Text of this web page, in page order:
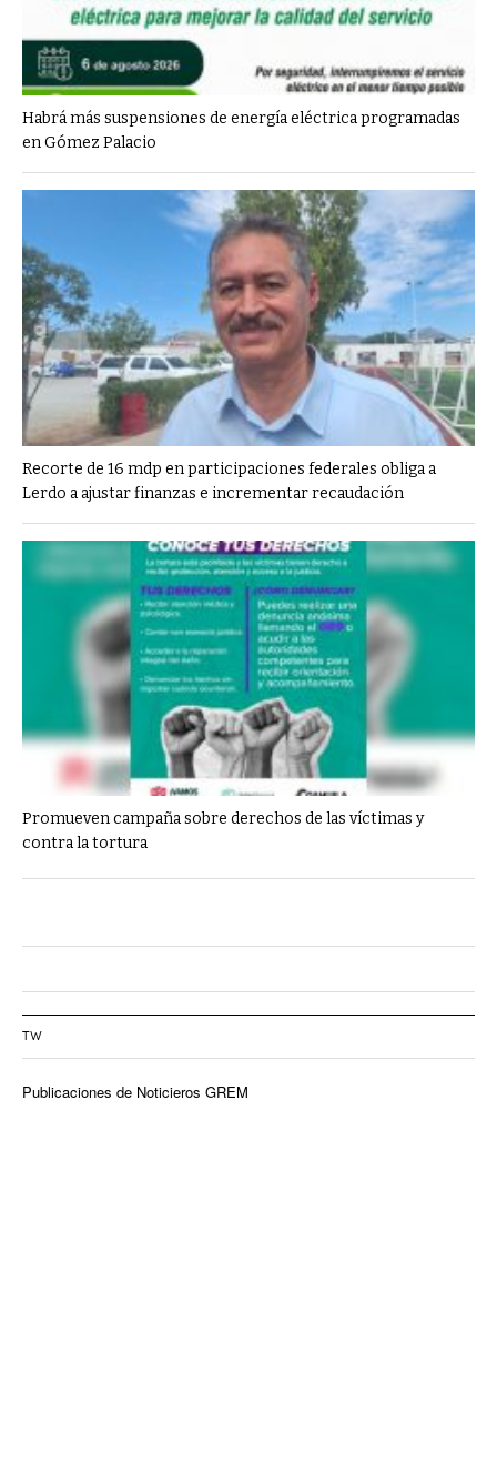
Habrá más suspensiones de energía eléctrica programadas
en Gómez Palacio
Recorte de 16 mdp en participaciones federales obliga a
Lerdo a ajustar finanzas e incrementar recaudación
Promueven campaña sobre derechos de las víctimas y
contra la tortura
TW
Publicaciones de Noticieros GREM